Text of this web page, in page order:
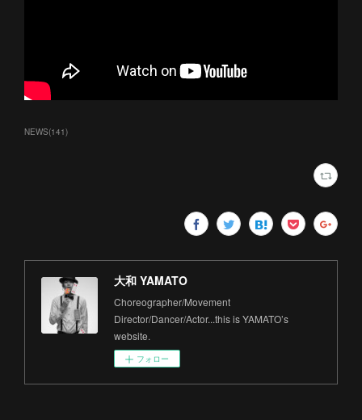
NEWS(141)
大和 YAMATO
Choreographer/Movement
Director/Dancer/Actor...this is YAMATO’s
website.
フォロー